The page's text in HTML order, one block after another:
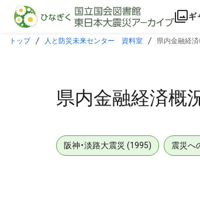
本文に飛ぶ
ギ
トップ 人と防災未来センター 資料室 県内金融経
県内金融経済概
阪神・淡路大震災 (1995) 震災へ